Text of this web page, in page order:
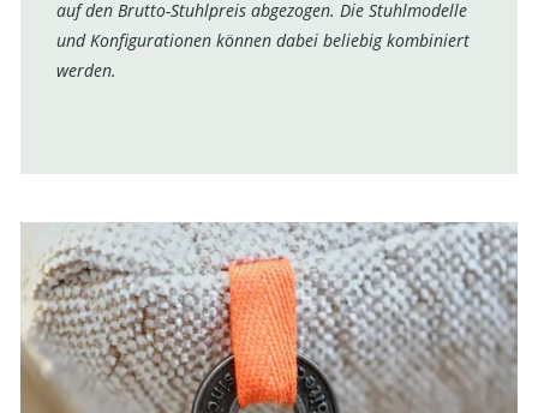
auf den Brutto-Stuhlpreis abgezogen. Die Stuhlmodelle
und Konfigurationen können dabei beliebig kombiniert
werden.